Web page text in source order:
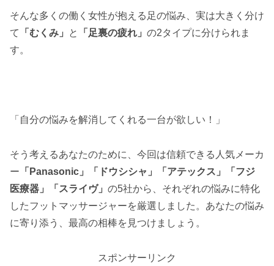
そんな多くの働く女性が抱える足の悩み、実は大きく分け
て
「むくみ」 と 「足裏の疲れ」 の2タイプに分けられま
す。
「自分の悩みを解消してくれる一台が欲しい！」
そう考えるあなたのために、今回は信頼できる人気メーカ
ー 「Panasonic」「ドウシシャ」「アテックス」「フジ
医療器」「スライヴ」 の5社から、それぞれの悩みに特化
したフットマッサージャーを厳選しました。あなたの悩み
に寄り添う、最高の相棒を見つけましょう。
スポンサーリンク